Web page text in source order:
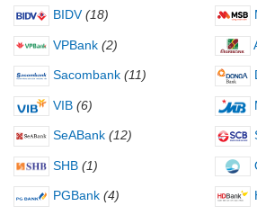
BIDV (18)
VPBank (2)
Sacombank (11)
VIB (6)
SeABank (12)
SHB (1)
PGBank (4)